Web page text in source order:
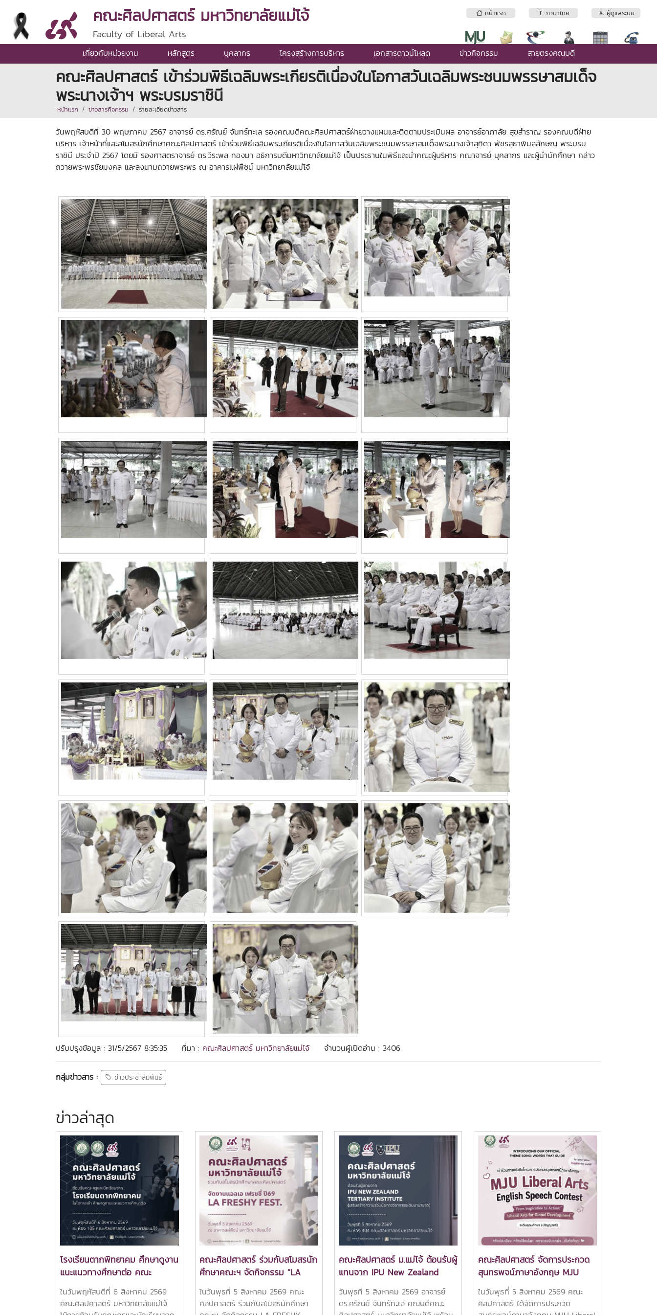
หน้าแรก ภาษาไทย ผู้ดูแลระบบ
คณะศิลปศาสตร์ มหาวิทยาลัยแม่โจ้
Faculty of Liberal Arts
เกี่ยวกับหน่วยงาน หลักสูตร บุคลากร โครงสร้างการบริหาร เอกสารดาวน์โหลด ข่าวกิจกรรม สายตรงคณบดี
คณะศิลปศาสตร์ เข้าร่วมพิธีเฉลิมพระเกียรติเนื่องในโอกาสวันเฉลิมพระชนมพรรษาสมเด็จ
พระนางเจ้าฯ พระบรมราชินี
หน้าแรก ข่าวสารกิจกรรม รายละเอียดข่าวสาร
วันพฤหัสบดีที่ 30 พฤษภาคม 2567 อาจารย์ ดร.ศรัณย์ จันทร์ทะเล รองคณบดีคณะศิลปศาสตร์ฝ่ายวางแผนและติดตามประเมินผล อาจารย์อาภาลัย สุขสำราญ รองคณบดีฝ่าย
บริหาร เจ้าหน้าที่และสโมสรนักศึกษาคณะศิลปศาสตร์ เข้าร่วมพิธีเฉลิมพระเกียรติเนื่องในโอกาสวันเฉลิมพระชนมพรรษาสมเด็จพระนางเจ้าสุทิดา พัชรสุธาพิมลลักษณ พระบรม
ราชินี ประจำปี 2567 โดยมี รองศาสตราจารย์ ดร.วีระพล ทองมา อธิการบดีมหาวิทยาลัยแม่โจ้ เป็นประธานในพิธีและนำคณะผู้บริหาร คณาจารย์ บุคลากร และผู้นำนักศึกษา กล่าว
ถวายพระพรชัยมงคล และลงนามถวายพระพร ณ อาคารแผ่พืชน์ มหาวิทยาลัยแม่โจ้
ปรับปรุงข้อมูล : 31/5/2567 8:35:35 ที่มา : คณะศิลปศาสตร์ มหาวิทยาลัยแม่โจ้ จำนวนผู้เปิดอ่าน : 3406
กลุ่มข่าวสาร : ข่าวประชาสัมพันธ์
ข่าวล่าสุด
โรงเรียนตากพิทยาคม ศึกษาดูงาน
แนะแนวทางศึกษาต่อ คณะ
ศิลปศาสตร์ มหาวิทยาลัยแม่โจ้
เปิดประสบการณ์เรียนรู้หลักสูตร
ระดับอุดมศึกษา
ในวันพฤหัสบดีที่ 6 สิงหาคม 2569
คณะศิลปศาสตร์ มหาวิทยาลัยแม่โจ้
คณะศิลปศาสตร์ ร่วมกับสโมสรนัก
ศึกษาคณะฯ จัดกิจกรรม "LA
FRESHY FEST 2026" ต้อนรับ
นักศึกษาใหม่อย่างอบอุ่น
ในวันพุธที่ 5 สิงหาคม 2569 คณะ
ศิลปศาสตร์ ร่วมกับสโมสรนักศึกษา
คณะศิลปศาสตร์ ม.แม่โจ้ ต้อนรับผู้
แทนจาก IPU New Zealand
Tertiary Institute เสริมสร้าง
ความร่วมมือทางวิชาการระดับ
นานาชาติ
วันพุธที่ 5 สิงหาคม 2569 อาจารย์
ดร.ศรัณย์ จันทร์ทะเล คณบดีคณะ
คณะศิลปศาสตร์ จัดการประกวด
สุนทรพจน์ภาษาอังกฤษ MJU
Liberal Arts English Speech
Contest 2026
ในวันพุธที่ 5 สิงหาคม 2569 คณะ
ศิลปศาสตร์ ได้จัดการประกวด